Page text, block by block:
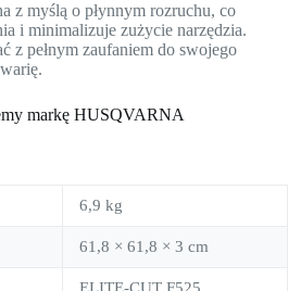
z myślą o płynnym rozruchu, co
i minimalizuje zużycie narzędzia.
z pełnym zaufaniem do swojego
markę HUSQVARNA
6,9 kg
61,8 × 61,8 × 3 cm